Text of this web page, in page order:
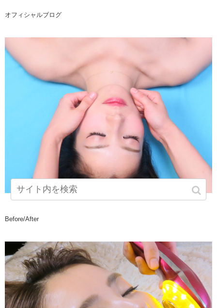
オフィシャルブログ
Before/After